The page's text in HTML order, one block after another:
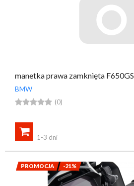
manetka prawa zamknięta F650GS
BMW
 (0)

1-3 dni
PROMOCJA -21%